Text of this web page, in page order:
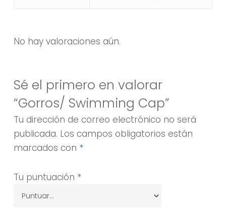
No hay valoraciones aún.
Sé el primero en valorar
“Gorros/ Swimming Cap”
Tu dirección de correo electrónico no será
publicada. Los campos obligatorios están
marcados con *
Tu puntuación *